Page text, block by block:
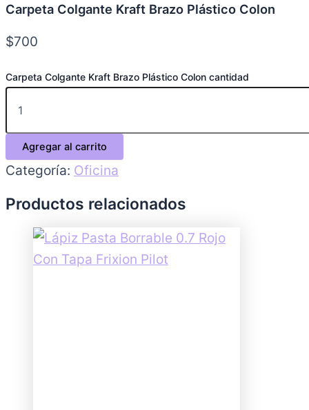
Carpeta Colgante Kraft Brazo Plástico Colon
$700
Carpeta Colgante Kraft Brazo Plástico Colon cantidad
Agregar al carrito
Categoría: Oficina
Productos relacionados